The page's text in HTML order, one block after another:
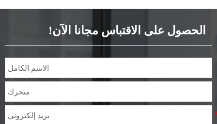
N2 SECC N4
الحصول على الاقتباس مجانا الآن!